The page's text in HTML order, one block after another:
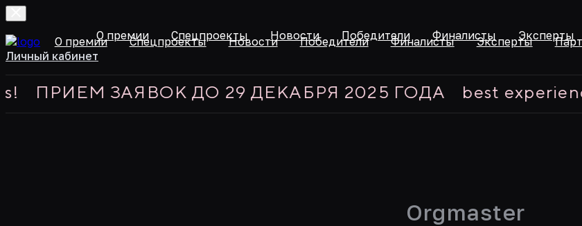
О премии Спецпроекты Новости Победители Финалисты Эксперты
ЗАЯВОК ДО 29 ДЕКАБРЯ 2025 ГОДА best experience
О премии Спецпроекты Новости Победители Финалисты Эксперты
Личный кабинет
Orgmaster